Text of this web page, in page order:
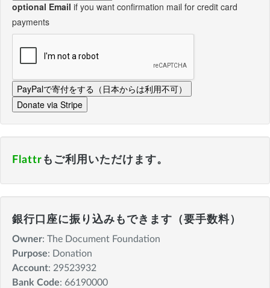
optional Email if you want confirmation mail for credit card
payments
Flattr もご利用いただけます。
銀行口座に振り込みもできます（要手数料）
Owner: The Document Foundation
Purpose: Donation
Account: 29523932
Bank Code: 66190000